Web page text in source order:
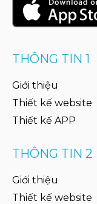
THÔNG TIN 1
Giới thiệu
Thiết kế website
Thiết kế APP
THÔNG TIN 2
Giới thiệu
Thiết kế website